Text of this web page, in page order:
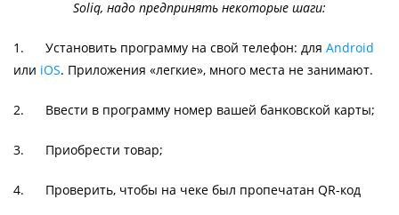
Soliq, надо предпринять некоторые шаги:
1. Установить программу на свой телефон: для Android
или iOS. Приложения «легкие», много места не занимают.
2. Ввести в программу номер вашей банковской карты;
3. Приобрести товар;
4. Проверить, чтобы на чеке был пропечатан QR-код